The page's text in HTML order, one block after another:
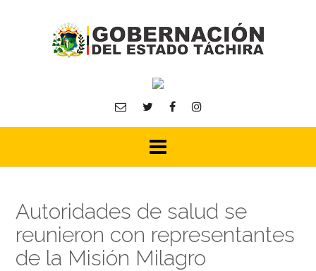
Autoridades de salud se
reunieron con representantes
de la Misión Milagro